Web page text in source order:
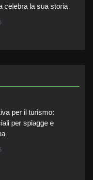
celebra la sua storia
per il turismo:
per spiagge e